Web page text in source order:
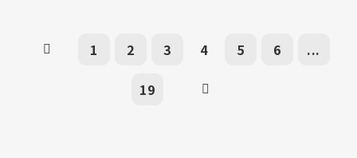
1 2 3 4 5 6 ...
19